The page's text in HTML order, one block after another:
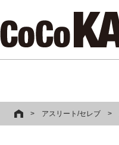
> アスリート/セレブ >